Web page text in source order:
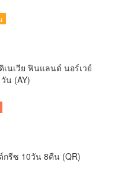
นเวีย ฟินแลนด์ นอร์เวย์
น (AY)
กรีซ 10วัน 8คืน (QR)